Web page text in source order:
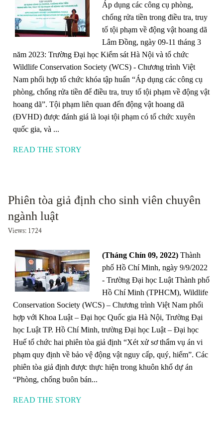
Áp dụng các công cụ phòng,
chống rửa tiền trong điều tra, truy
tố tội phạm về động vật hoang dã
Lâm Đồng, ngày 09-11 tháng 3
năm 2023: Trường Đại học Kiểm sát Hà Nội và tổ chức
Wildlife Conservation Society (WCS) - Chương trình Việt
Nam phối hợp tổ chức khóa tập huấn “Áp dụng các công cụ
phòng, chống rửa tiền để điều tra, truy tố tội phạm về động vật
hoang dã”. Tội phạm liên quan đến động vật hoang dã
(ĐVHD) được đánh giá là loại tội phạm có tổ chức xuyên
quốc gia, và ...
READ THE STORY
Phiên tòa giả định cho sinh viên chuyên
ngành luật
Views: 1724
(Tháng Chín 09, 2022) Thành
phố Hồ Chí Minh, ngày 9/9/2022
- Trường Đại học Luật Thành phố
Hồ Chí Minh (TPHCM), Wildlife
Conservation Society (WCS) – Chương trình Việt Nam phối
hợp với Khoa Luật – Đại học Quốc gia Hà Nội, Trường Đại
học Luật TP. Hồ Chí Minh, trường Đại học Luật – Đại học
Huế tổ chức hai phiên tòa giả định “Xét xử sơ thẩm vụ án vi
phạm quy định về bảo vệ động vật nguy cấp, quý, hiếm”. Các
phiên tòa giả định được thực hiện trong khuôn khổ dự án
“Phòng, chống buôn bán...
READ THE STORY